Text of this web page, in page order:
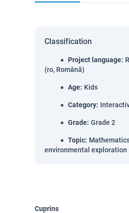
Classification
Project language:
(ro, Română)
Age: Kids
Category:
Grade: Grade 2
Topic:
environmental exploration
Cuprins